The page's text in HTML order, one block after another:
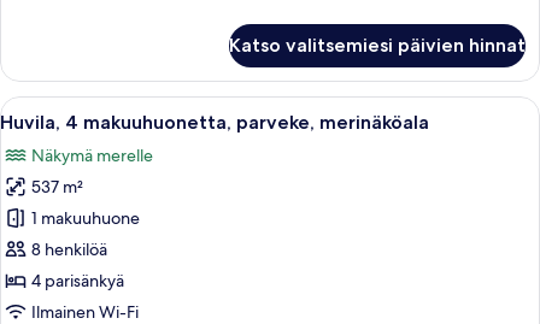
makuuhuonetta,
parveke,
merinäköala
Katso valitsemiesi päivien hinnat
Avaa
kaikki
huonetyypin
Huvila,
4
makuuhuonetta,
parveke,
merinäköala
Hotellihuone, jossa on kaksi
9
Huvila, 4 makuuhuonetta, parveke, merinäköala
Näkymä merelle
537 m²
1 makuuhuone
8 henkilöä
4 parisänkyä
Ilmainen Wi-Fi